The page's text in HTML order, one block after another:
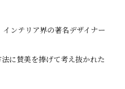
ンテリア界の著名デザイナー
に賛美を捧げて考え抜かれた